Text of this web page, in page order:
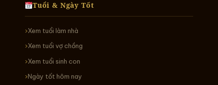
Tuổi & Ngày Tốt
Xem tuổi làm nhà
Xem tuổi vợ chồng
Xem tuổi sinh con
Ngày tốt hôm nay